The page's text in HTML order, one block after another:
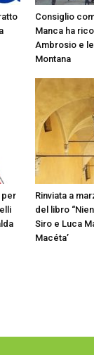
Consiglio
Manca ha
Ambrosio e
Montana
per
Rinviata a
del libro
Siro e Luca
Macéta’